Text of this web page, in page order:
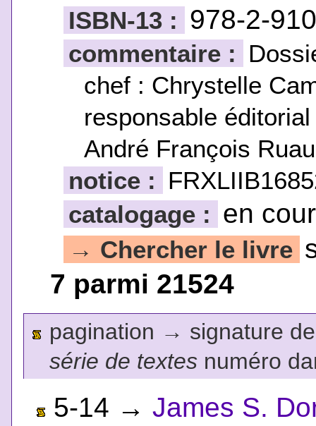
ISBN-13 : 978-2-
commentaire :
chef : Chrystelle
responsable
André François
notice :
catalogage : en
→ Chercher le livre
7 parmi 21524
pagination → signature
série de textesnuméro
5-14 → James S.